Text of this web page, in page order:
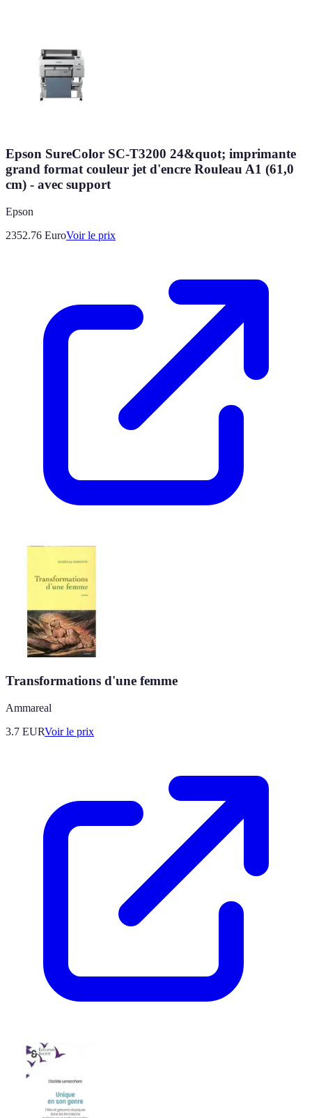
Epson SureColor SC-T3200 24&quot; imprimante
grand format couleur jet d'encre Rouleau A1 (61,0
cm) - avec support
Epson
2352.76 EuroVoir le prix
Transformations d'une femme
Ammareal
3.7 EURVoir le prix